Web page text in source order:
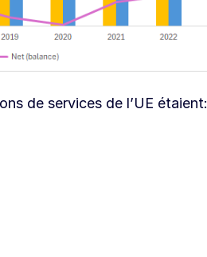
de services de l’UE étaient: